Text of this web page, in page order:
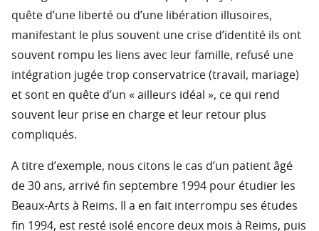
quête d’une liberté ou d’une libération illusoires,
manifestant le plus souvent une crise d’identité ils ont
souvent rompu les liens avec leur famille, refusé une
intégration jugée trop conservatrice (travail, mariage)
et sont en quête d’un « ailleurs idéal », ce qui rend
souvent leur prise en charge et leur retour plus
compliqués.
A titre d’exemple, nous citons le cas d’un patient âgé
de 30 ans, arrivé fin septembre 1994 pour étudier les
Beaux-Arts à Reims. Il a en fait interrompu ses études
fin 1994, est resté isolé encore deux mois à Reims, puis